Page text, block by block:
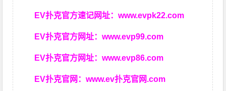
EV扑克官方速记网址：www.evpk22.com
EV扑克官方网址：www.evp99.com
EV扑克官方网址：www.evp86.com
EV扑克官网：www.ev扑克官网.com